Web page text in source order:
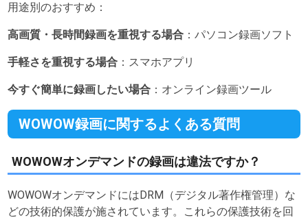
用途別のおすすめ：
高画質・長時間録画を重視する場合 ：パソコン録画ソフト
手軽さを重視する場合 ：スマホアプリ
今すぐ簡単に録画したい場合 ：オンライン録画ツール
WOWOW録画に関するよくある質問
WOWOWオンデマンドの録画は違法ですか？
WOWOWオンデマンドにはDRM（デジタル著作権管理）な
どの技術的保護が施されています。これらの保護技術を回